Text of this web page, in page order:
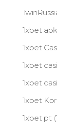
1xbet apk
1xbet
1xbet
1xbet
1xbet
1xbet pt